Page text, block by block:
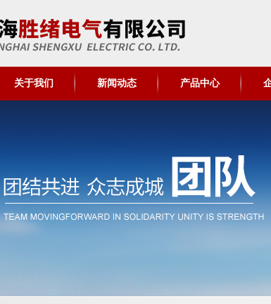
关于我们 新闻动态 产品中心